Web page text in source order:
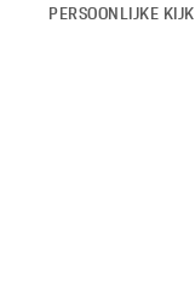
PERSOONLIJKE KIJK